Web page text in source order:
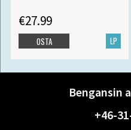
€27.99
LP
OSTA
Bengansin
+46-